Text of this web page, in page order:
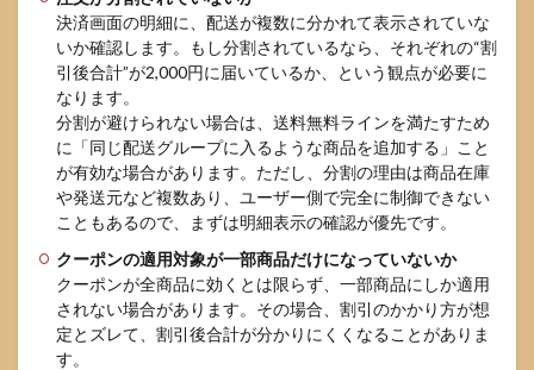
決済画面の明細に、配送が複数に分かれて表示されていな
いか確認します。もし分割されているなら、それぞれの“割
引後合計”が2,000円に届いているか、という観点が必要に
なります。
分割が避けられない場合は、送料無料ラインを満たすため
に「同じ配送グループに入るような商品を追加する」こと
が有効な場合があります。ただし、分割の理由は商品在庫
や発送元など複数あり、ユーザー側で完全に制御できない
こともあるので、まずは明細表示の確認が優先です。
クーポンの適用対象が一部商品だけになっていないか
クーポンが全商品に効くとは限らず、一部商品にしか適用
されない場合があります。その場合、割引のかかり方が想
定とズレて、割引後合計が分かりにくくなることがありま
す。